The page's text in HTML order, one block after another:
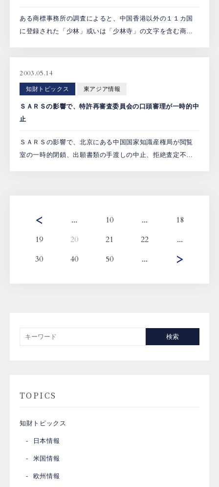
ある商標事務所の調査によると、中国香港以外の１１カ国
に登録された「少林」或いは「少林寺」の文字を含む商標
の少林寺とは […]
2003.05.14
知財トピックス 東アジア情報
ＳＡＲＳの影響で、特許再審査委員会の口頭審理が一時的中
止
ＳＡＲＳの影響で、北京にある中国国家知識産権局が閲覧
室の一時的閉鎖、出願書類の手渡しの中止、拒絶査定不服
... 10 ...
18
19
20 21 22
...
30
40 50 ...
検索
TOPICS
知財トピックス
日本情報
米国情報
欧州情報